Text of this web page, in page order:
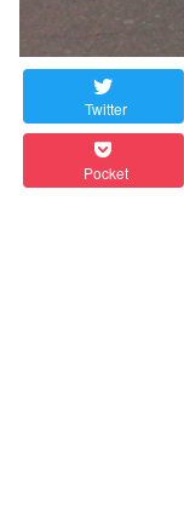
Twitter
Pocket